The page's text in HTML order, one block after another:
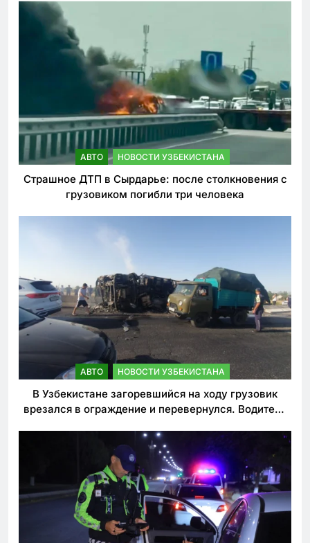
АВТО НОВОСТИ УЗБЕКИСТАНА
Страшное ДТП в Сырдарье: после столкновения с
грузовиком погибли три человека
АВТО НОВОСТИ УЗБЕКИСТАНА
В Узбекистане загоревшийся на ходу грузовик
врезался в ограждение и перевернулся. Водитель